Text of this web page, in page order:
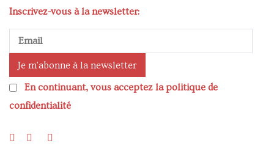
Inscrivez-vous à la newsletter:
En continuant, vous acceptez la politique de
confidentialité